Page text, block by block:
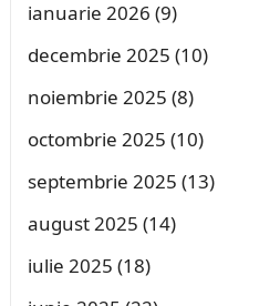
ianuarie 2026 (9)
decembrie 2025 (10)
noiembrie 2025 (8)
octombrie 2025 (10)
septembrie 2025 (13)
august 2025 (14)
iulie 2025 (18)